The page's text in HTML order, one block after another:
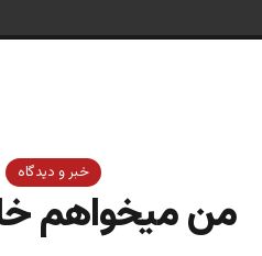
خبر و دیدگاه
من میخواهم